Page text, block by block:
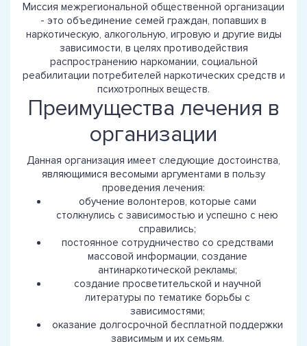
Миссия межрегиональной общественной организации
- это объединение семей граждан, попавших в
наркотическую, алкогольную, игровую и другие виды
зависимости, в целях противодействия
распространению наркомании, социальной
реабилитации потребителей наркотических средств и
психотропных веществ.
Преимущества лечения в
организации
Данная организация имеет следующие достоинства,
являющимися весомыми аргументами в пользу
проведения лечения:
обучение волонтеров, которые сами
столкнулись с зависимостью и успешно с нею
справились;
постоянное сотрудничество со средствами
массовой информации, создание
антинаркотической рекламы;
создание просветительской и научной
литературы по тематике борьбы с
зависимостями;
оказание долгосрочной бесплатной поддержки
зависимым и их семьям.